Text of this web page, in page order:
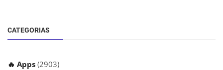
CATEGORIAS
🔥 Apps (2903)